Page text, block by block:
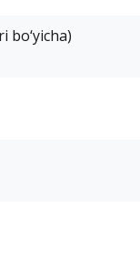
bo‘yicha)